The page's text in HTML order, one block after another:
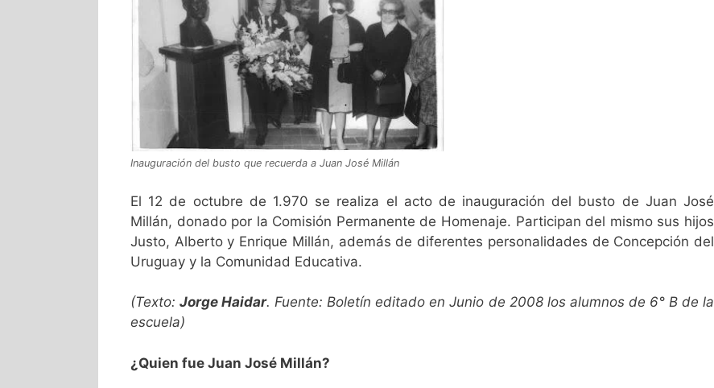
Inauguración del busto que recuerda a Juan José Millán
El 12 de octubre de 1.970 se realiza el acto de inauguración del busto de Juan José
Millán, donado por la Comisión Permanente de Homenaje. Participan del mismo sus hijos
Justo, Alberto y Enrique Millán, además de diferentes personalidades de Concepción del
Uruguay y la Comunidad Educativa.
(Texto:Jorge Haidar. Fuente: Boletín editado en Junio de 2008 los alumnos de 6° B de la
escuela)
¿Quien fue Juan José Millán?